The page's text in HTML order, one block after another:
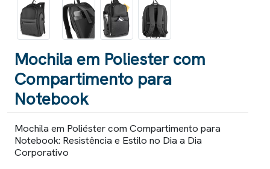
Mochila em Poliester com
Compartimento para
Notebook
Mochila em Poliéster com Compartimento para
Notebook: Resistência e Estilo no Dia a Dia
Corporativo